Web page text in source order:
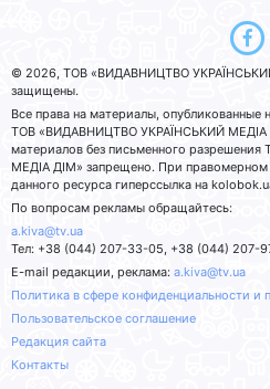
© 2026, ТОВ «ВИДАВНИЦТВО
защищены.
Все права на материалы, опубликованные
ТОВ «ВИДАВНИЦТВО УКРАЇНСЬКИЙ МЕДІА
материалов без письменного
МЕДІА ДІМ» запрещено. При правомерном
данного ресурса гиперссылка на
По вопросам рекламы обращайтесь:
a.kiva@tv.ua
Тел: +38 (044) 207-33-05, +38 (044) 207-
E-mail редакции, реклама: a.kiva@tv.ua
Политика в сфере конфиденциальности и
Пользовательское соглашение
Редакция сайта
Контакты